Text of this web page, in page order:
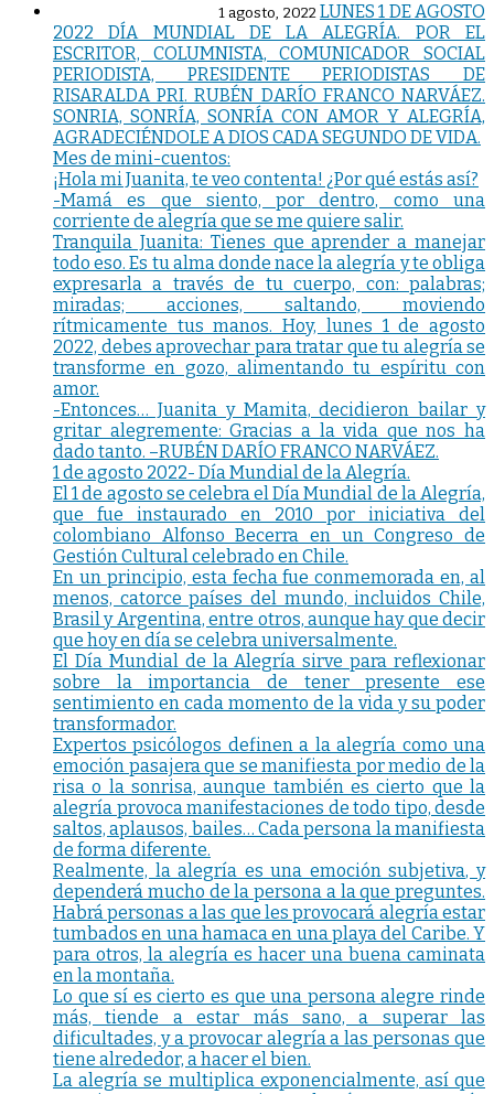
1 agosto, 2022 LUNES 1 DE AGOSTO
2022 DÍA MUNDIAL DE LA ALEGRÍA. POR EL
ESCRITOR, COLUMNISTA, COMUNICADOR SOCIAL
PERIODISTA, PRESIDENTE PERIODISTAS DE
RISARALDA PRI. RUBÉN DARÍO FRANCO NARVÁEZ.
SONRIA, SONRÍA, SONRÍA CON AMOR Y ALEGRÍA,
AGRADECIÉNDOLE A DIOS CADA SEGUNDO DE VIDA.
Mes de mini-cuentos:
¡Hola mi Juanita, te veo contenta! ¿Por qué estás así?
-Mamá es que siento, por dentro, como una
corriente de alegría que se me quiere salir.
Tranquila Juanita: Tienes que aprender a manejar
todo eso. Es tu alma donde nace la alegría y te obliga
expresarla a través de tu cuerpo, con: palabras;
miradas; acciones, saltando, moviendo
rítmicamente tus manos. Hoy, lunes 1 de agosto
2022, debes aprovechar para tratar que tu alegría se
transforme en gozo, alimentando tu espíritu con
amor.
-Entonces… Juanita y Mamita, decidieron bailar y
gritar alegremente: Gracias a la vida que nos ha
dado tanto. –RUBÉN DARÍO FRANCO NARVÁEZ.
1 de agosto 2022- Día Mundial de la Alegría.
El 1 de agosto se celebra el Día Mundial de la Alegría,
que fue instaurado en 2010 por iniciativa del
colombiano Alfonso Becerra en un Congreso de
Gestión Cultural celebrado en Chile.
En un principio, esta fecha fue conmemorada en, al
menos, catorce países del mundo, incluidos Chile,
Brasil y Argentina, entre otros, aunque hay que decir
que hoy en día se celebra universalmente.
El Día Mundial de la Alegría sirve para reflexionar
sobre la importancia de tener presente ese
sentimiento en cada momento de la vida y su poder
transformador.
Expertos psicólogos definen a la alegría como una
emoción pasajera que se manifiesta por medio de la
risa o la sonrisa, aunque también es cierto que la
alegría provoca manifestaciones de todo tipo, desde
saltos, aplausos, bailes… Cada persona la manifiesta
de forma diferente.
Realmente, la alegría es una emoción subjetiva, y
dependerá mucho de la persona a la que preguntes.
Habrá personas a las que les provocará alegría estar
tumbados en una hamaca en una playa del Caribe. Y
para otros, la alegría es hacer una buena caminata
en la montaña.
Lo que sí es cierto es que una persona alegre rinde
más, tiende a estar más sano, a superar las
dificultades, y a provocar alegría a las personas que
tiene alrededor, a hacer el bien.
La alegría se multiplica exponencialmente, así que